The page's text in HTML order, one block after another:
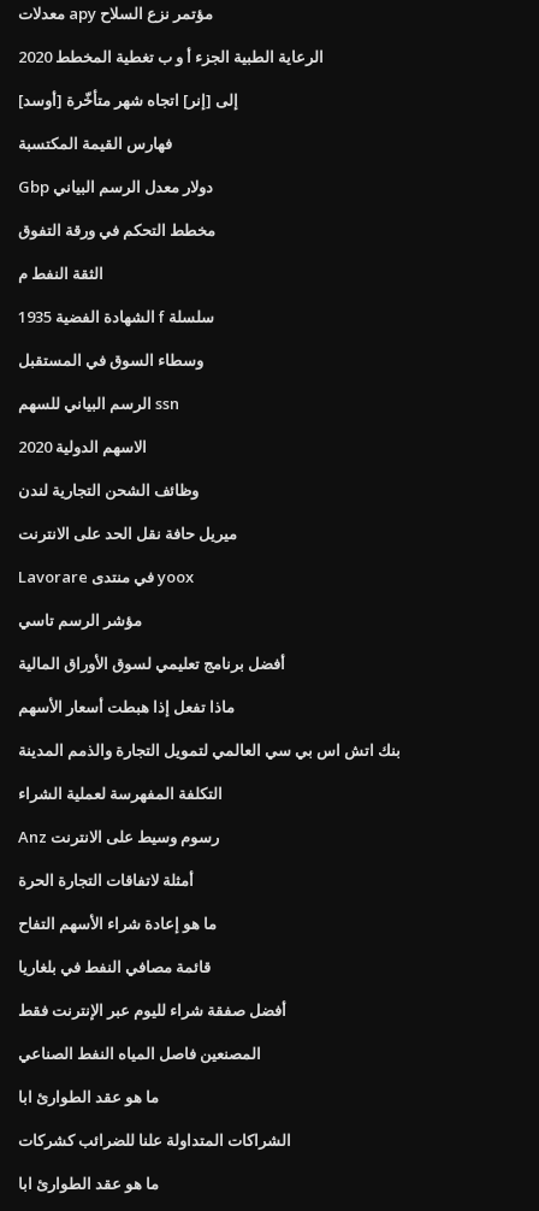
معدلات apy مؤتمر نزع السلاح
الرعاية الطبية الجزء أ و ب تغطية المخطط 2020
[أوسد] إلى [إنر] اتجاه شهر متأخّرة
فهارس القيمة المكتسبة
Gbp دولار معدل الرسم البياني
مخطط التحكم في ورقة التفوق
الثقة النفط م
الشهادة الفضية 1935 f سلسلة
وسطاء السوق في المستقبل
الرسم البياني للسهم ssn
الاسهم الدولية 2020
وظائف الشحن التجارية لندن
ميريل حافة نقل الحد على الانترنت
Lavorare في منتدى yoox
مؤشر الرسم تاسي
أفضل برنامج تعليمي لسوق الأوراق المالية
ماذا تفعل إذا هبطت أسعار الأسهم
بنك اتش اس بي سي العالمي لتمويل التجارة والذمم المدينة
التكلفة المفهرسة لعملية الشراء
Anz رسوم وسيط على الانترنت
أمثلة لاتفاقات التجارة الحرة
ما هو إعادة شراء الأسهم التفاح
قائمة مصافي النفط في بلغاريا
أفضل صفقة شراء لليوم عبر الإنترنت فقط
المصنعين فاصل المياه النفط الصناعي
ما هو عقد الطوارئ ابا
الشراكات المتداولة علنا ​​للضرائب كشركات
ما هو عقد الطوارئ ابا